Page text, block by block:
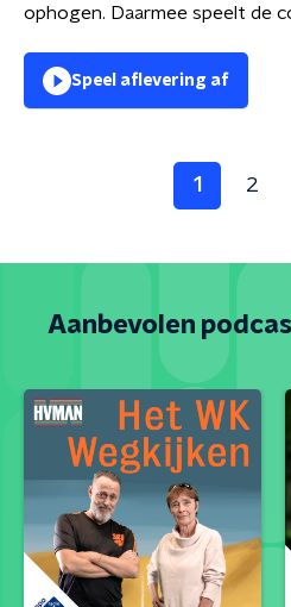
ophogen. Daarmee speelt de
Speel aflevering af
1 2
Aanbevolen